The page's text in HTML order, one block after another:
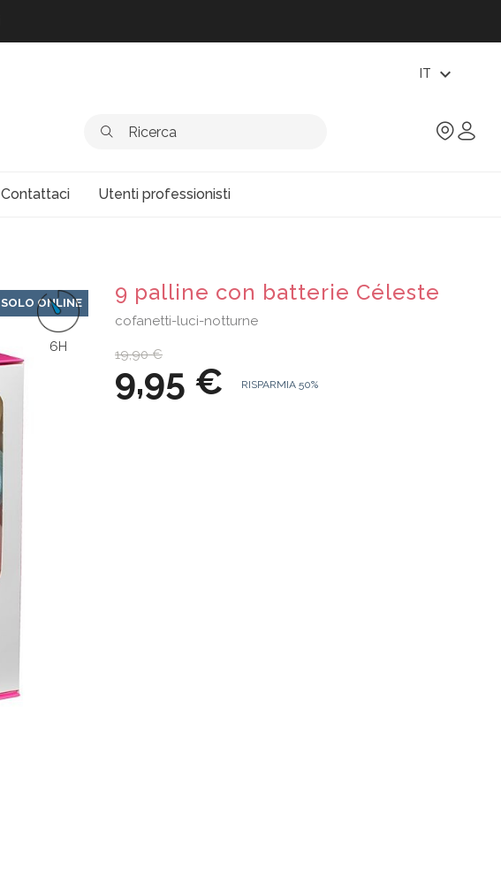
IT expand_more
Contattaci Utenti professionisti
SOLO ONLINE
6H
9 palline con batterie Céleste
cofanetti-luci-notturne
19,90 €
9,95 € RISPARMIA 50%